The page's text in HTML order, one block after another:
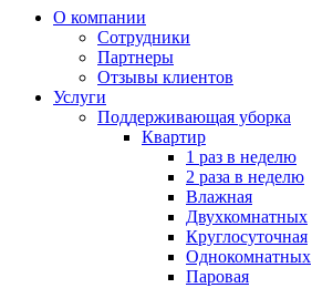
О компании
Сотрудники
Партнеры
Отзывы клиентов
Услуги
Поддерживающая уборка
Квартир
1 раз в неделю
2 раза в неделю
Влажная
Двухкомнатных
Круглосуточная
Однокомнатных
Паровая